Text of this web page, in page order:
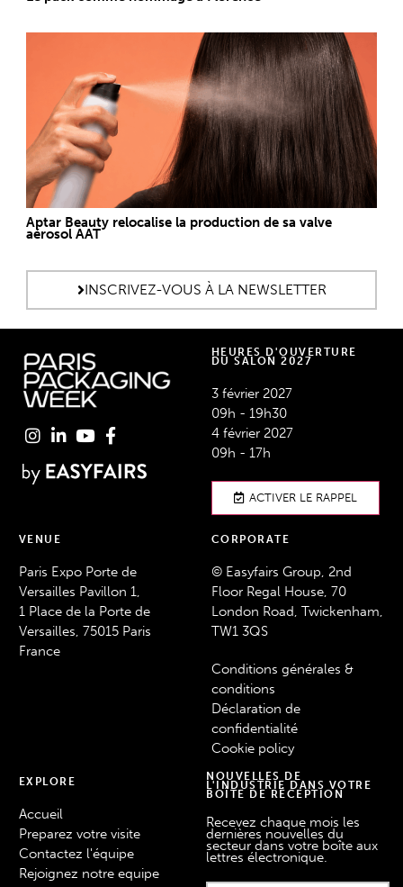
Aptar Beauty relocalise la production de sa valve
aérosol AAT
INSCRIVEZ-VOUS À LA NEWSLETTER
HEURES D'OUVERTURE
DU SALON 2027
3 février 2027
09h - 19h30
4 février 2027
09h - 17h
ACTIVER LE RAPPEL
VENUE
Paris Expo Porte de
Versailles Pavillon 1,
1 Place de la Porte de
Versailles, 75015 Paris
France
CORPORATE
© Easyfairs Group, 2nd
Floor Regal House, 70
London Road, Twickenham,
TW1 3QS
Conditions générales &
conditions
Déclaration de
confidentialité
Cookie policy
EXPLORE
Accueil
Preparez votre visite
Contactez l'équipe
Rejoignez notre equipe
NOUVELLES DE
L'INDUSTRIE DANS VOTRE
BOÎTE DE RÉCEPTION
Recevez chaque mois les
dernières nouvelles du
secteur dans votre boîte aux
lettres électronique.